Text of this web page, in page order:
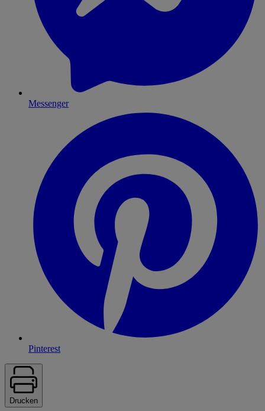
Messenger
Pinterest
Drucken